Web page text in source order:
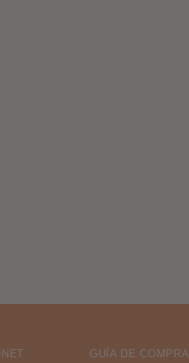
GUÍA DE COMPRA